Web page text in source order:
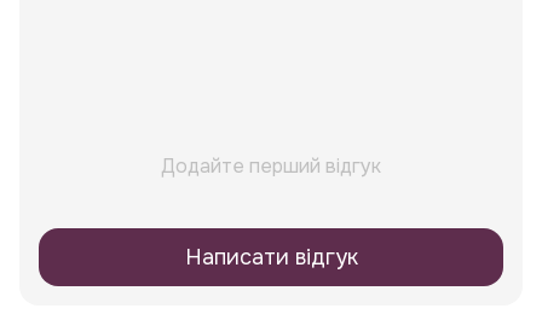
Додайте перший відгук
Написати відгук